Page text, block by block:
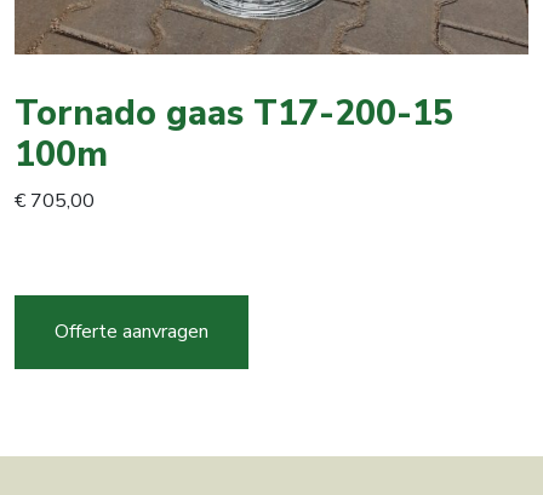
Tornado gaas T17-200-15
100m
€ 705,00
Offerte aanvragen